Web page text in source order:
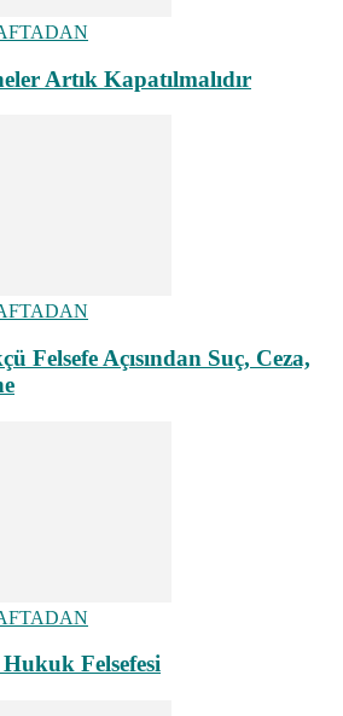
Artık Kapatılmalıdır
Felsefe Açısından Suç, Ceza,
Felsefesi